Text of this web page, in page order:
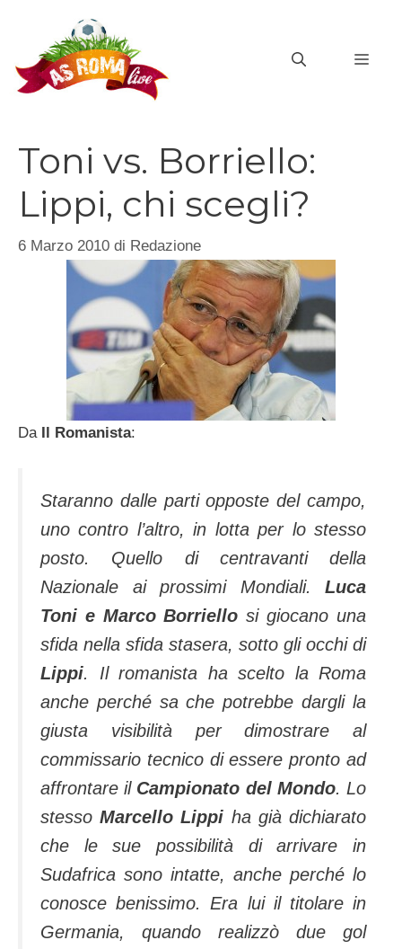
contenuto
Toni vs. Borriello:
Lippi, chi scegli?
6 Marzo 2010 di Redazione
Da Il Romanista:
Staranno dalle parti opposte del campo,
uno contro l’altro, in lotta per lo stesso
posto. Quello di centravanti della
Nazionale ai prossimi Mondiali. Luca
Toni e Marco Borriello si giocano una
sfida nella sfida stasera, sotto gli occhi di
Lippi. Il romanista ha scelto la Roma
anche perché sa che potrebbe dargli la
giusta visibilità per dimostrare al
commissario tecnico di essere pronto ad
affrontare il Campionato del Mondo. Lo
stessoMarcello Lippi ha già dichiarato
che le sue possibilità di arrivare in
Sudafrica sono intatte, anche perché lo
conosce benissimo. Era lui il titolare in
Germania, quando realizzò due gol